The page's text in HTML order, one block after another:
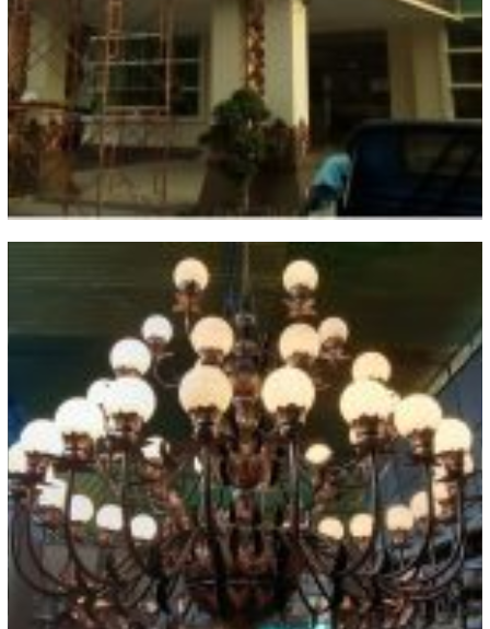
Galery Kerajinan Tangan Tembaga
dan Kuningan Boyolali 2021
Galeri Kerajinan Tangan Kuningan
Terbaru 2020